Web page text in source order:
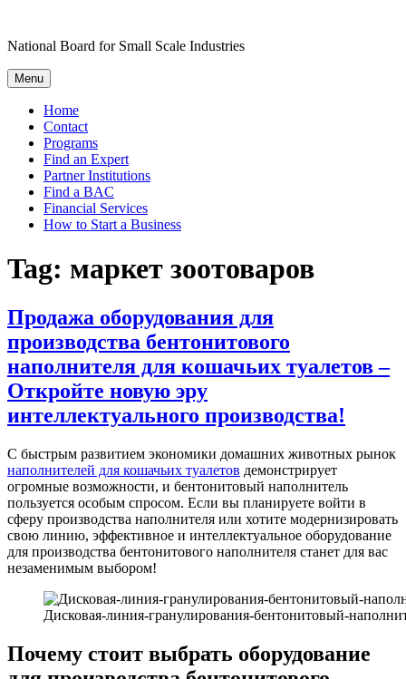
content
National Board for Small Scale Industries
Menu
Home
Contact
Programs
Find an Expert
Partner Institutions
Find a BAC
Financial Services
How to Start a Business
Tag: маркет зоотоваров
Продажа оборудования для
производства бентонитового
наполнителя для кошачьих туалетов –
Откройте новую эру
интеллектуального производства!
С быстрым развитием экономики домашних животных рынок
наполнителей для кошачьих туалетов демонстрирует
огромные возможности, и бентонитовый наполнитель
пользуется особым спросом. Если вы планируете войти в
сферу производства наполнителя или хотите модернизировать
свою линию, эффективное и интеллектуальное оборудование
для производства бентонитового наполнителя станет для вас
незаменимым выбором!
Дисковая-линия-гранулирования-бентонитовый-
Почему стоит выбрать оборудование